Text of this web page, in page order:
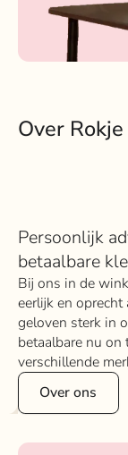
Over
Persoonlijk
betaalbare
Bij ons in de
eerlijk en
geloven sterk in
betaalbare nu on
verschillende
Over ons